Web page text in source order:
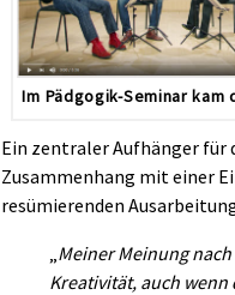
Im Pädgogik-Seminar
Ein zentraler Aufhänger für
Zusammenhang mit einer
resümierenden
Meiner Meinung
Kreativität, auch wenn